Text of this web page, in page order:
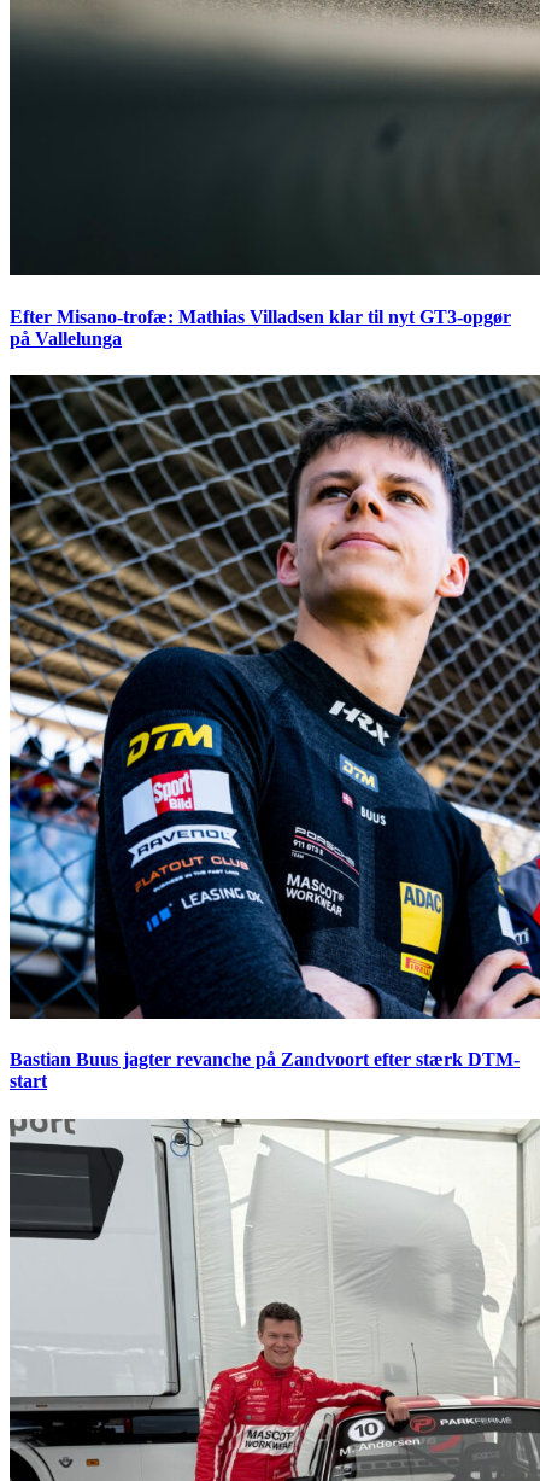
Efter Misano-trofæ: Mathias Villadsen klar til nyt GT3-opgør
på Vallelunga
Bastian Buus jagter revanche på Zandvoort efter stærk DTM-
start